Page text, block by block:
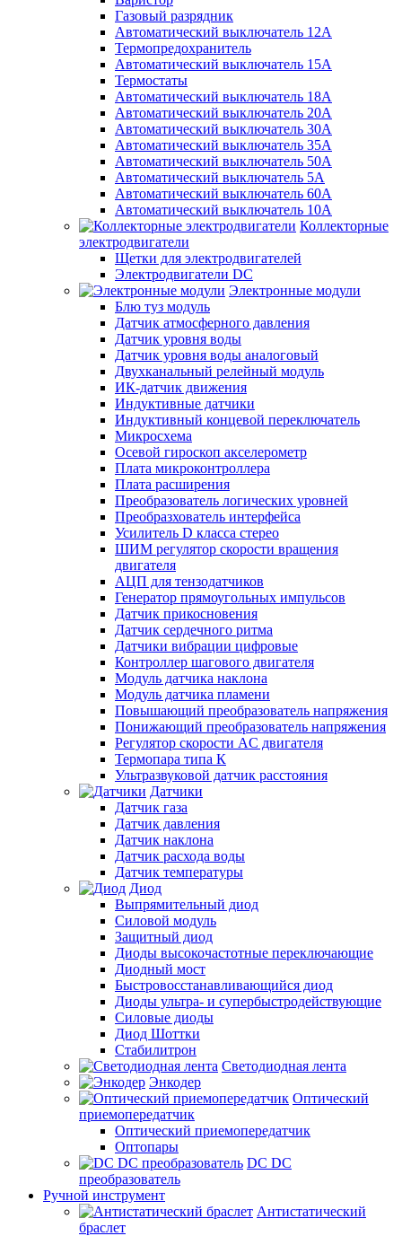
Газовый разрядник
Автоматический выключатель 12А
Термопредохранитель
Автоматический выключатель 15А
Термостаты
Автоматический выключатель 18А
Автоматический выключатель 20А
Автоматический выключатель 30А
Автоматический выключатель 35А
Автоматический выключатель 50А
Автоматический выключатель 5А
Автоматический выключатель 60А
Автоматический выключатель 10А
Коллекторные
электродвигатели
Щетки для электродвигателей
Электродвигатели DC
Электронные модули
Блю туз модуль
Датчик атмосферного давления
Датчик уровня воды
Датчик уровня воды аналоговый
Двухканальный релейный модуль
ИК-датчик движения
Индуктивные датчики
Индуктивный концевой переключатель
Микросхема
Осевой гироскоп акселерометр
Плата микроконтроллера
Плата расширения
Преобразователь логических уровней
Преобразхователь интерфейса
Усилитель D класса стерео
ШИМ регулятор скорости вращения
двигателя
АЦП для тензодатчиков
Генератор прямоугольных импульсов
Датчик прикосновения
Датчик сердечного ритма
Датчики вибрации цифровые
Контроллер шагового двигателя
Модуль датчика наклона
Модуль датчика пламени
Повышающий преобразователь напряжения
Понижающий преобразователь напряжения
Регулятор скорости AC двигателя
Термопара типа К
Ультразвуковой датчик расстояния
Датчики
Датчик газа
Датчик давления
Датчик наклона
Датчик расхода воды
Датчик температуры
Диод
Выпрямительный диод
Силовой модуль
Защитный диод
Диоды высокочастотные переключающие
Диодный мост
Быстровосстанавливающийся диод
Диоды ультра- и супербыстродействующие
Силовые диоды
Диод Шоттки
Стабилитрон
Светодиодная лента
Энкодер
Оптический
приемопередатчик
Оптический приемопередатчик
Оптопары
DC DC
преобразователь
Ручной инструмент
Антистатический
браслет